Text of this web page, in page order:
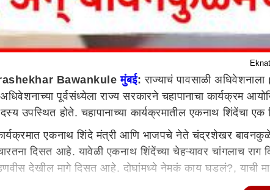
Bawankuleमुंबई: राज्याचं पावसाळी
अधिवेशनाच्या पूर्वसंध्येला राज्य सरकारने चहापानाचा
उपस्थित होते. चहापानाच्या कार्यक्रमातील एकनाथ शिंदेंचा
कार्यक्रमात एकनाथ शिंदे मंत्री आणि भाजपचे नेते चंद्रशेखर
दिसत आहे. यावेळी एकनाथ शिंदेंच्या चेहऱ्यावर चांगलाच
देखील मागे दिसत आहे. दोघांमध्ये नेमकं काय घडलं?, याची